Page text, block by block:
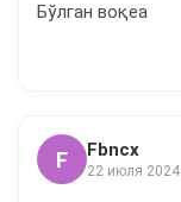
Бўлган воқеа
F Fbncx
22 июля